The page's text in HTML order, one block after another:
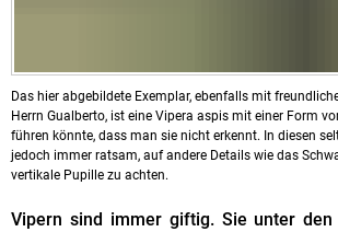
Das hier abgebildete Exemplar, ebenfalls mit
Herrn Gualberto, ist eine Vipera aspis mit einer Form
führen könnte, dass man sie nicht erkennt. In diesen
jedoch immer ratsam, auf andere Details wie das
vertikale Pupille zu achten.
Vipern sind immer giftig. Sie unter den